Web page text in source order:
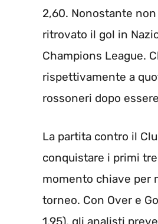
2,60. Nonostante
ritrovato il gol in
Champions League.
rispettivamente a
rossoneri dopo
La partita contro il
conquistare i primi
momento chiave per
torneo. Con Over e
1,95), gli analisti